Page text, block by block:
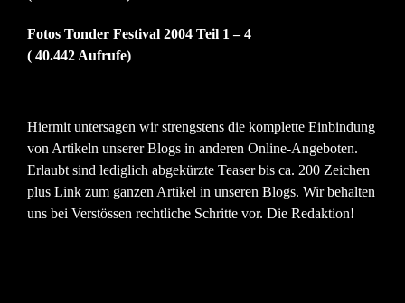
Fotos Tonder Festival 2004 Teil 1 – 4
( 40.442 Aufrufe)
Hiermit untersagen wir strengstens die komplette Einbindung
von Artikeln unserer Blogs in anderen Online-Angeboten.
Erlaubt sind lediglich abgekürzte Teaser bis ca. 200 Zeichen
plus Link zum ganzen Artikel in unseren Blogs. Wir behalten
uns bei Verstössen rechtliche Schritte vor. Die Redaktion!